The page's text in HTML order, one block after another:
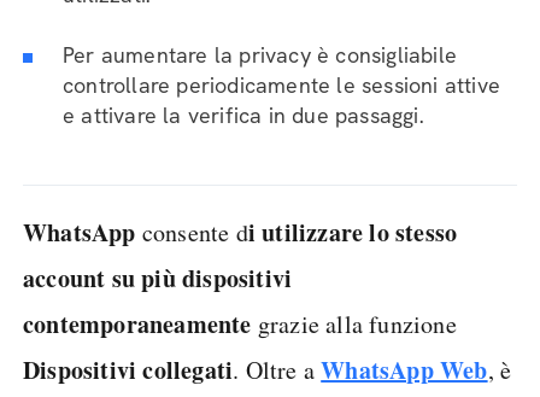
Per aumentare la privacy è consigliabile
controllare periodicamente le sessioni attive
e attivare la verifica in due passaggi.
WhatsApp consente di utilizzare lo stesso
account su più dispositivi
contemporaneamente grazie alla funzione
Dispositivi collegati. Oltre aWhatsApp Web, è